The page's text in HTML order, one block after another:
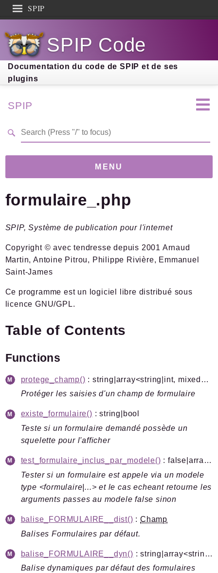
SPIP
Documentation
Contribution
Entraide
Découverte
SPIP Code
Documentation du code de SPIP et de ses
plugins
SPIP
MENU
Version 5.0.0-beta(b9d88af)
Documentation
Forge
Développement
Spip
Afficher
Chiffrer
Compilateur
Cron
HttpKernel
Pipeline
Sql
Texte
Update
Packages
SPIP
Core
formulaire_.php
SPIP, Système de publication pour l'internet
Copyright © avec tendresse depuis 2001 Arnaud
Martin, Antoine Pitrou, Philippe Rivière, Emmanuel
Saint-James
Ce programme est un logiciel libre distribué sous
licence GNU/GPL.
Table of Contents
Functions
protege_champ()
: string|array<string|int, mixed>|null
Protéger les saisies d'un champ de formulaire
existe_formulaire() : string|bool
Teste si un formulaire demandé possède un
squelette pour l'afficher
test_formulaire_inclus_par_modele()
: false|array<string|int, mixed>
Tester si un formulaire est appele via un modele
type <formulaire|...> et le cas echeant retourne les
arguments passes au modele false sinon
balise_FORMULAIRE__dist() :Champ
Balises Formulaires par défaut.
balise_FORMULAIRE__dyn()
: string|array<string|int, mixed>
Balise dynamiques par défaut des formulaires
Search results